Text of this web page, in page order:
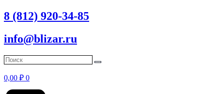
8 (812) 920-34-85
info@blizar.ru
0,00 ₽ 0